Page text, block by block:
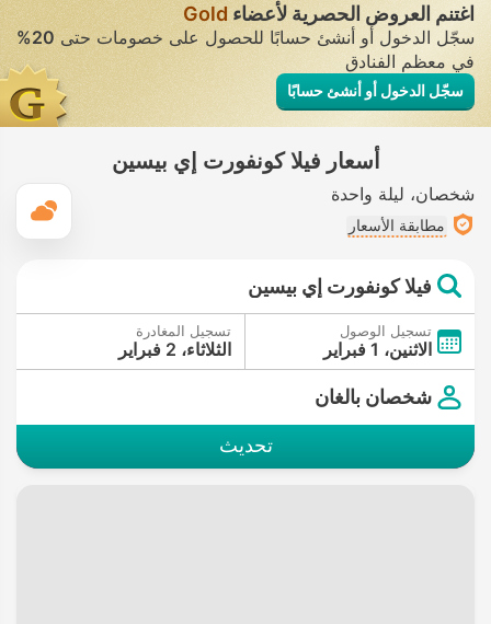
اغتنم العروض الحصرية لأعضاء Gold
سجّل الدخول أو أنشئ حسابًا للحصول على خصومات حتى20%
في معظم الفنادق
سجّل الدخول أو أنشئ حسابًا
أسعار فيلا كونفورت إي بيسين
شخصان ليلة واحدة
مطابقة الأسعار
فيلا كونفورت إي بيسين
تسجيل الوصول
الاثنين، 1 فبراير
تسجيل المغادرة
الثلاثاء، 2 فبراير
شخصان بالغان
تحديث